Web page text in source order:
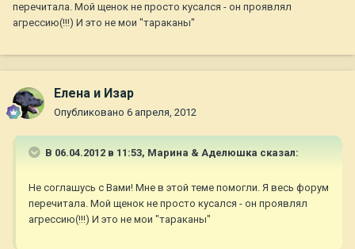
перечитала. Мой щенок не просто кусался - он проявлял
агрессию(!!!) И это не мои "тараканы"
Елена и Изар
Опубликовано 6 апреля, 2012
В 06.04.2012 в 11:53, Марина & Аделюшка сказал:
Не соглашусь с Вами! Мне в этой теме помогли. Я весь форум
перечитала. Мой щенок не просто кусался - он проявлял
агрессию(!!!) И это не мои "тараканы"